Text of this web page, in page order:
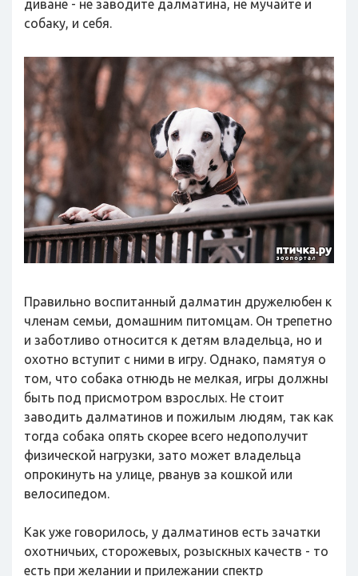
диване - не заводите далматина, не мучайте и
собаку, и себя.
Правильно воспитанный далматин дружелюбен к
членам семьи, домашним питомцам. Он трепетно
и заботливо относится к детям владельца, но и
охотно вступит с ними в игру. Однако, памятуя о
том, что собака отнюдь не мелкая, игры должны
быть под присмотром взрослых. Не стоит
заводить далматинов и пожилым людям, так как
тогда собака опять скорее всего недополучит
физической нагрузки, зато может владельца
опрокинуть на улице, рванув за кошкой или
велосипедом.
Как уже говорилось, у далматинов есть зачатки
охотничьих, сторожевых, розыскных качеств - то
есть при желании и прилежании спектр